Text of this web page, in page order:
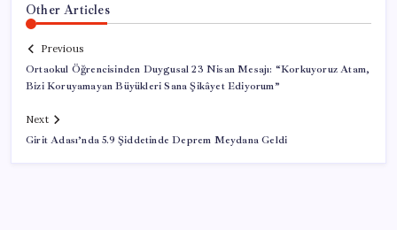
Other Articles
Previous
Ortaokul Öğrencisinden Duygusal 23 Nisan Mesajı: “Korkuyoruz Atam,
Bizi Koruyamayan Büyükleri Sana Şikâyet Ediyorum”
Next
Girit Adası’nda 5.9 Şiddetinde Deprem Meydana Geldi